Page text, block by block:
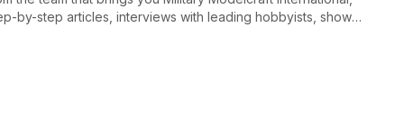
by-step articles, interviews with leading hobbyists, show
releases in the genres of figure, fantasy and Sci-Fi
and expand your own hobby ambitions.